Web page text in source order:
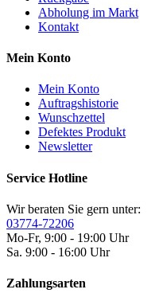
Abholung im Markt
Kontakt
Mein Konto
Mein Konto
Auftragshistorie
Wunschzettel
Defektes Produkt
Newsletter
Service Hotline
Wir beraten Sie gern unter:
03774-72206
Mo-Fr, 9:00 - 19:00 Uhr
Sa. 9:00 - 16:00 Uhr
Zahlungsarten